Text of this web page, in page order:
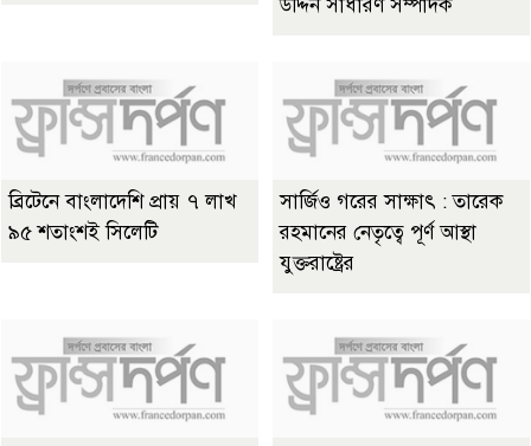
উদ্দিন সাধারণ সম্পাদক
ব্রিটেনে বাংলাদেশি প্রায় ৭ লাখ
৯৫ শতাংশই সিলেটি
সার্জিও গরের সাক্ষাৎ : তারেক
রহমানের নেতৃত্বে পূর্ণ আস্থা
যুক্তরাষ্ট্রের